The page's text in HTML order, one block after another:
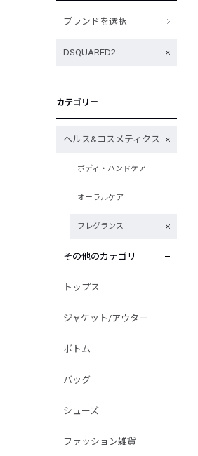
ブランドを選択
DSQUARED2
カテゴリー
ヘルス&コスメティクス
ボディ・ハンドケア
オーラルケア
フレグランス
その他のカテゴリ
トップス
ジャケット/アウター
ボトム
バッグ
シューズ
ファッション雑貨